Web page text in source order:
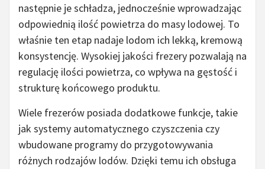
następnie je schładza, jednocześnie wprowadzając
odpowiednią ilość powietrza do masy lodowej. To
właśnie ten etap nadaje lodom ich lekką, kremową
konsystencję. Wysokiej jakości frezery pozwalają na
regulację ilości powietrza, co wpływa na gęstość i
strukturę końcowego produktu.
Wiele frezerów posiada dodatkowe funkcje, takie
jak systemy automatycznego czyszczenia czy
wbudowane programy do przygotowywania
różnych rodzajów lodów. Dzięki temu ich obsługa